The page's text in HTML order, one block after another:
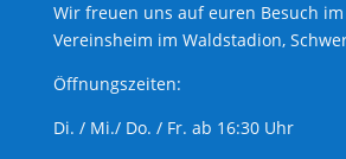
Wir freuen uns auf euren Besuch im
Vereinsheim im Waldstadion,
Öffnungszeiten:
Di. / Mi./ Do. / Fr. ab 16:30 Uhr